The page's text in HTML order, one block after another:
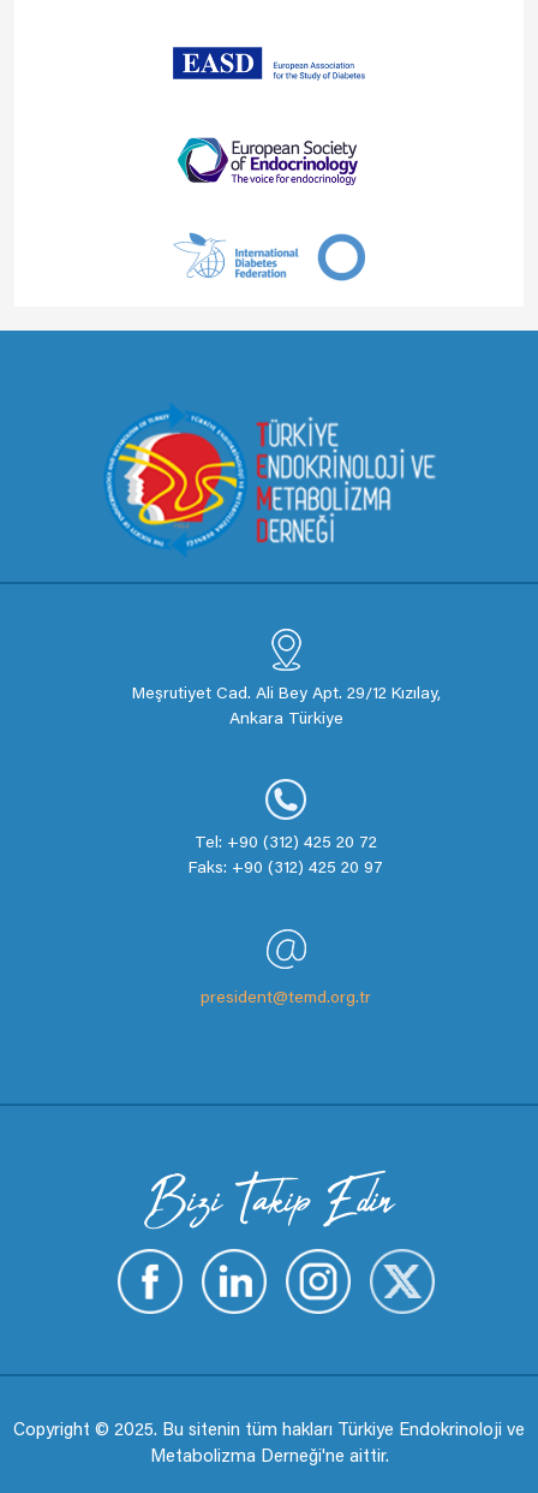
Meşrutiyet Cad. Ali Bey Apt. 29/12 Kızılay,
Ankara Türkiye
Tel: +90 (312) 425 20 72
Faks: +90 (312) 425 20 97
president@temd.org.tr
Bizi Takip Edin
Copyright © 2025. Bu sitenin tüm hakları Türkiye Endokrinoloji ve
Metabolizma Derneği'ne aittir.